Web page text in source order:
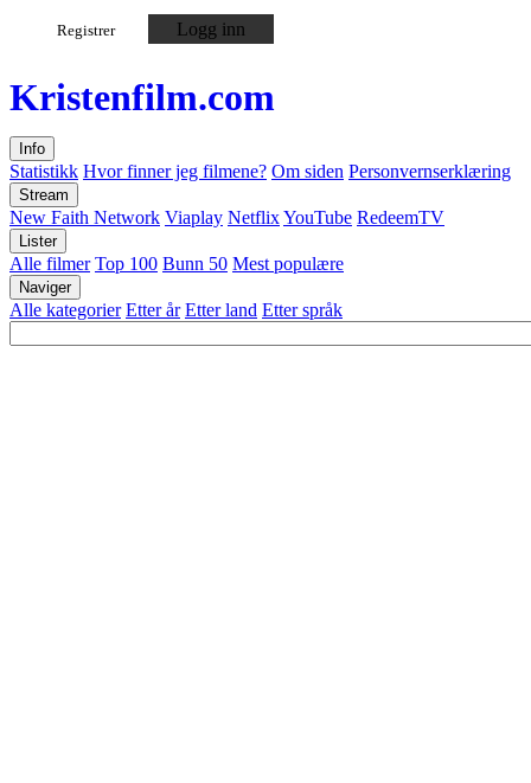
Registrer Logg inn
Kristenfilm.com
Info
Statistikk Hvor finner jeg filmene? Om siden Personvernserklæring
Stream
New Faith Network Viaplay NetflixYouTube RedeemTV
Lister
Alle filmer Top 100 Bunn 50 Mest populære
Naviger
Alle kategorier Etter år Etter land Etter språk